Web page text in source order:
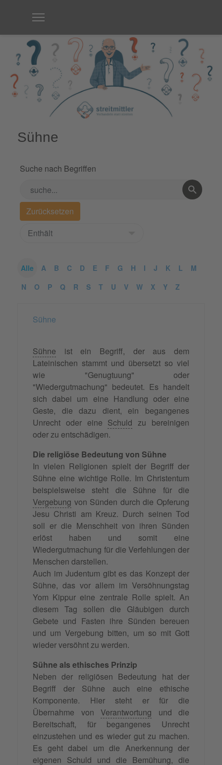
Sühne
Suche nach Begriffen
Alle A B C D E F G H I J K L
M
N
O P Q R S T U V W X Y Z
Sühne
Sühne ist ein Begriff, der aus dem
Lateinischen stammt und übersetzt so viel
wie "Genugtuung" oder
"Wiedergutmachung" bedeutet. Es handelt
sich dabei um eine Handlung oder eine
Geste, die dazu dient, ein begangenes
Unrecht oder eine Schuld zu bereinigen
oder zu entschädigen.
Die religiöse Bedeutung von Sühne
In vielen Religionen spielt der Begriff der
Sühne eine wichtige Rolle. Im Christentum
beispielsweise steht die Sühne für die
Vergebung von Sünden durch die Opferung
Jesu Christi am Kreuz. Durch seinen Tod
soll er die Menschheit von ihren Sünden
erlöst haben und somit eine
Wiedergutmachung für die Verfehlungen der
Menschen darstellen.
Auch im Judentum gibt es das Konzept der
Sühne, das vor allem im Versöhnungstag
Yom Kippur eine zentrale Rolle spielt. An
diesem Tag sollen die Gläubigen durch
Gebete und Fasten ihre Sünden bereuen
und um Vergebung bitten, um so mit Gott
wieder versöhnt zu werden.
Sühne als ethisches Prinzip
Neben der religiösen Bedeutung hat der
Begriff der Sühne auch eine ethische
Komponente. Hier steht er für die
Übernahme von Verantwortung und die
Bereitschaft, für begangenes Unrecht
einzustehen und es wieder gut zu machen.
Es geht dabei um die Anerkennung der
eigenen Schuld und die Bemühung, die